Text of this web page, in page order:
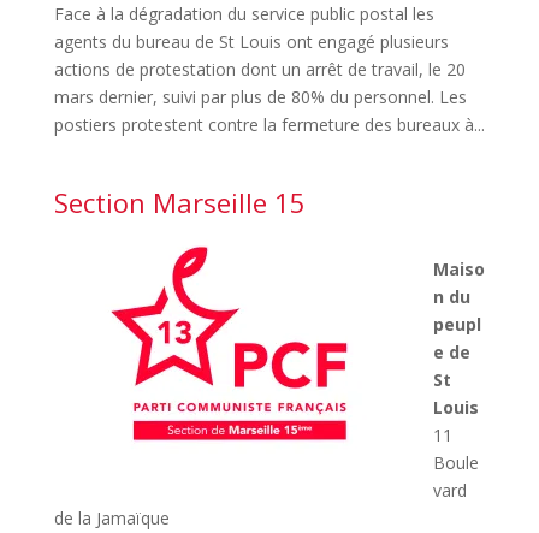
Face à la dégradation du service public postal les
agents du bureau de St Louis ont engagé plusieurs
actions de protestation dont un arrêt de travail, le 20
mars dernier, suivi par plus de 80% du personnel. Les
postiers protestent contre la fermeture des bureaux à...
Section Marseille 15
Maiso
n du
peupl
e de
St
Louis
11
Boule
vard
de la Jamaïque